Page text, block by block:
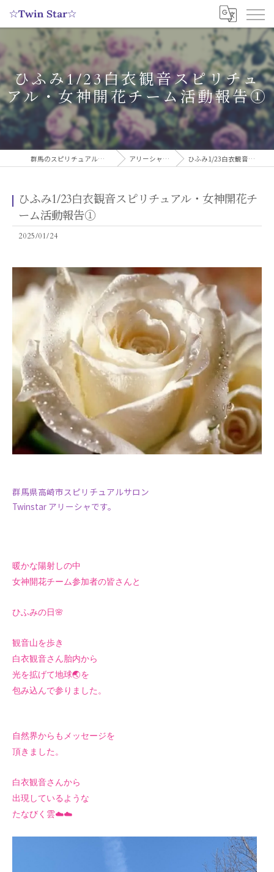
ひふみ1/23白衣観音スピリチュ
アル・女神開花チーム活動報告①
群馬のスピリチュアルヒーリングサロンなら実績多数の☆Twin Star☆ アリーシャのスピリチュアルブログ ひふみ1/23白衣観音スピリチュアル・女神開花チーム活動報告①
ひふみ1/23白衣観音スピリチュアル・女神開花チ
ーム活動報告①
2025/01/24
群馬県高崎市スピリチュアルサロン
Twinstar アリーシャです。
暖かな陽射しの中
女神開花チーム参加者の皆さんと
ひふみの日🌸
観音山を歩き
白衣観音さん胎内から
光を拡げて地球🌏を
包み込んで参りました。
自然界からもメッセージを
頂きました。
白衣観音さんから
出現しているような
たなびく雲☁️☁️